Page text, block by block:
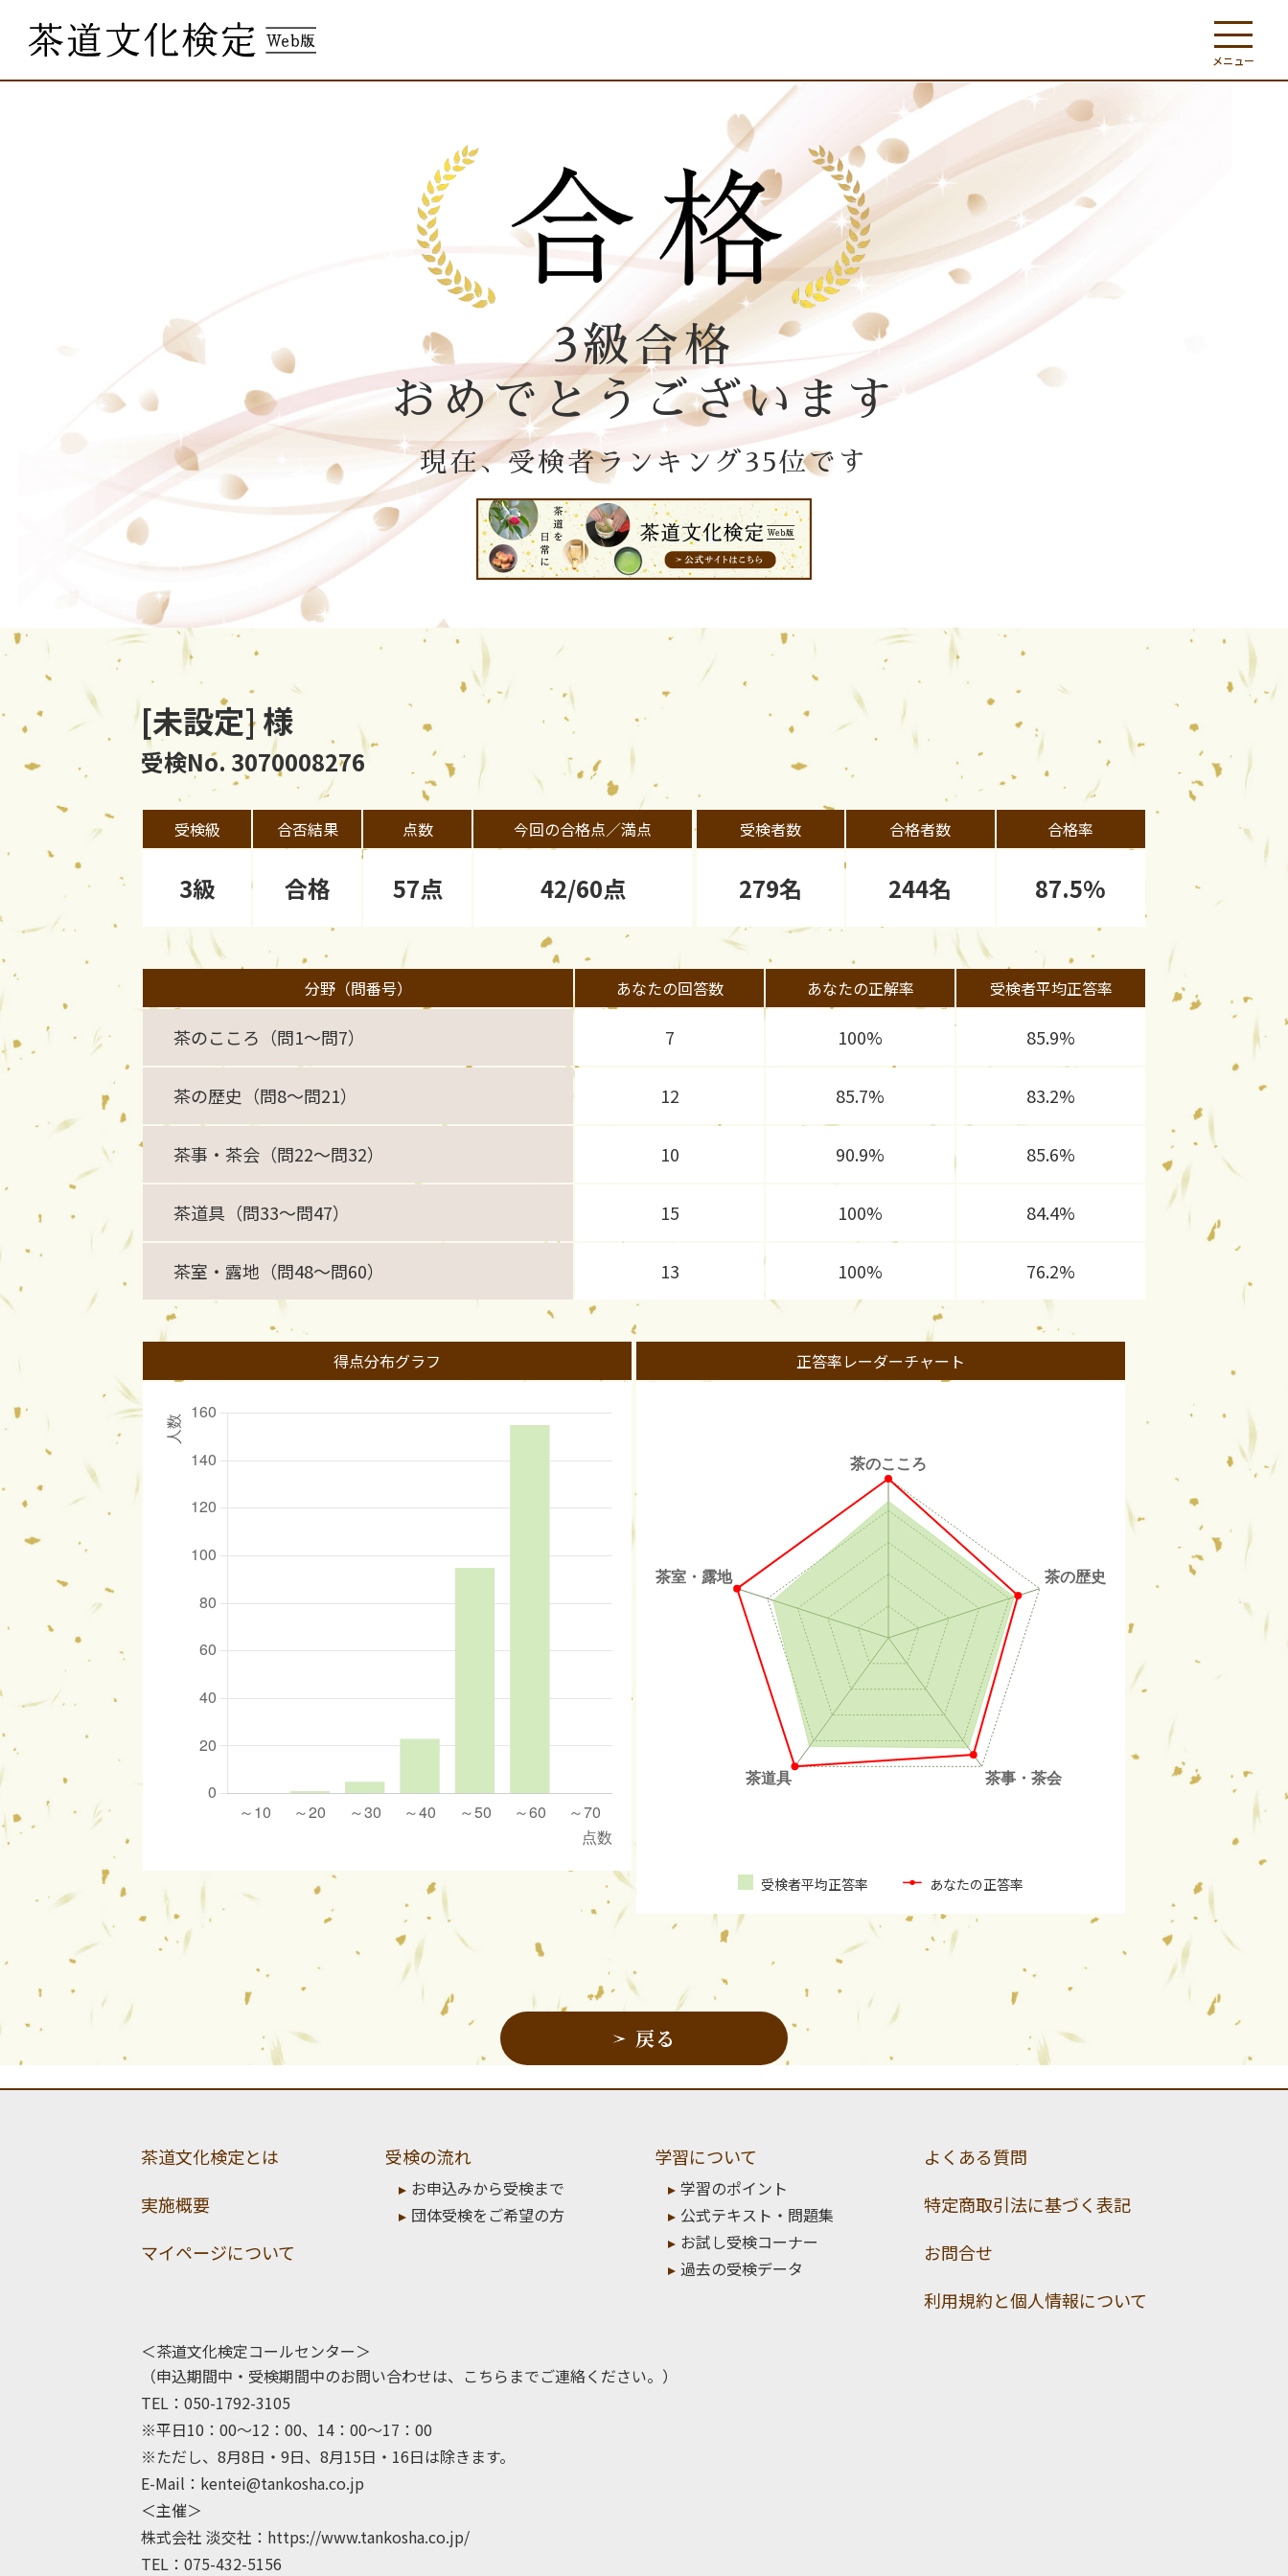
メニュー
3級合格
おめでとうございます
現在、受検者ランキング35位です
[未設定] 様
受検No. 3070008276
受検級 合否結果 点数 今回の合格点／満点
3級 合格 57点 42/60点
受検者数 合格者数 合格率
279名 244名 87.5%
分野（問番号） あなたの回答数 あなたの正解率 受検者平均正答率
茶のこころ（問1〜問7） 7 100% 85.9%
茶の歴史（問8〜問21） 12 85.7% 83.2%
茶事・茶会（問22〜問32） 10 90.9% 85.6%
茶道具（問33〜問47） 15 100% 84.4%
茶室・露地（問48〜問60） 13 100% 76.2%
得点分布グラフ 正答率レーダーチャート
受検者平均正答率 あなたの正答率
戻る
茶道文化検定とは
実施概要
マイページについて
受検の流れ
お申込みから受検まで
団体受検をご希望の方
学習について
学習のポイント
公式テキスト・問題集
お試し受検コーナー
過去の受検データ
よくある質問
特定商取引法に基づく表記
お問合せ
利用規約と個人情報について
＜茶道文化検定コールセンター＞
（申込期間中・受検期間中のお問い合わせは、こちらまでご連絡ください。）
TEL：050-1792-3105
※平日10：00～12：00、14：00～17：00
※ただし、8月8日・9日、8月15日・16日は除きます。
E-Mail： kentei@tankosha.co.jp
＜主催＞
株式会社 淡交社： https://www.tankosha.co.jp/
TEL：075-432-5156